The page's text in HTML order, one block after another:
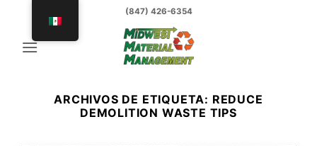
contenido
(847) 426-6354
ARCHIVOS DE ETIQUETA: REDUCE
DEMOLITION WASTE TIPS